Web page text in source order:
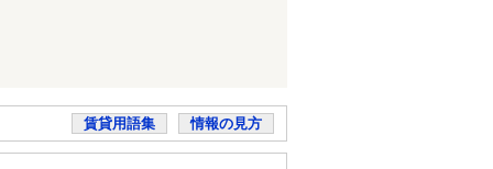
賃貸用語集 情報の見方